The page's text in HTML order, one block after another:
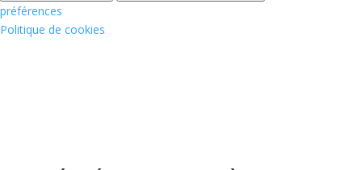
préférences
Politique de cookies